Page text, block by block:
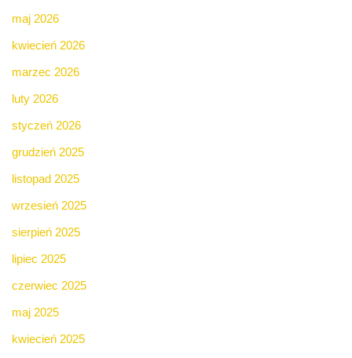
maj 2026
kwiecień 2026
marzec 2026
luty 2026
styczeń 2026
grudzień 2025
listopad 2025
wrzesień 2025
sierpień 2025
lipiec 2025
czerwiec 2025
maj 2025
kwiecień 2025